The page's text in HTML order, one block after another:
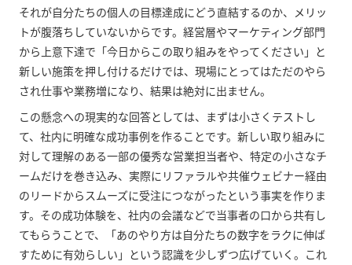
それが自分たちの個人の目標達成にどう直結するのか、メリッ
トが腹落ちしていないからです。経営層やマーケティング部門
から上意下達で「今日からこの取り組みをやってください」と
新しい施策を押し付けるだけでは、現場にとってはただのやら
され仕事や業務増になり、結果は絶対に出ません。
この懸念への現実的な回答としては、まずは小さくテストし
て、社内に明確な成功事例を作ることです。新しい取り組みに
対して理解のある一部の優秀な営業担当者や、特定の小さなチ
ームだけを巻き込み、実際にリファラルや共催ウェビナー経由
のリードからスムーズに受注につながったという事実を作りま
す。その成功体験を、社内の会議などで当事者の口から共有し
てもらうことで、「あのやり方は自分たちの数字をラクに伸ば
すために有効らしい」という認識を少しずつ広げていく。これ